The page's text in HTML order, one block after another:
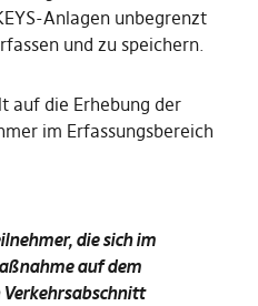
Anlagen unbegrenzt
und zu speichern.
auf die Erhebung der
im Erfassungsbereich
die sich im
auf dem